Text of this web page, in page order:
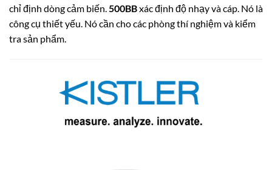
chỉ định dòng cảm biến.500BBxác định độ nhạy và cáp. Nó là
công cụ thiết yếu. Nó cần cho các phòng thí nghiệm và kiểm
tra sản phẩm.